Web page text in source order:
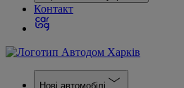
Контакт
Нові автомобілі